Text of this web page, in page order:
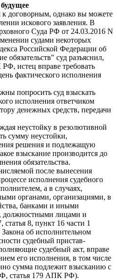
к договорным, однако вы можете
искового заявления. В
Суда РФ от 24.03.2016 N
судами некоторых
Российской Федерации об
обязательств" суд разъяснил,
истец вправе требовать
фактического исполнения
попросить суд взыскать
исполнения ответчиком
денежных средств, передачи
неустойку в резолютивной
сумму неустойки,
решения и подлежащую
взыскание производится до
обязательства.
после вынесения
исполнения судебного
а в случаях,
органами, организациями, в
банками и иными
должностными лицами и
статья 8, пункт 16 части 1
Закона об исполнительном
судебный пристав-
судебный акт, вправе
его исполнения, в том числе
сумма подлежит взысканию с
статья 179 АПК РФ).